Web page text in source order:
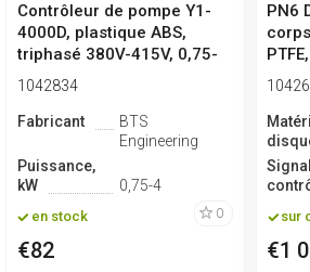
Contrôleur de pompe Y1-
4000D, plastique ABS,
triphasé 380V-415V, 0,75-
4kW
1042834
Fabricant
BTS
Engineering
Puissance,
kW
0,75-4
en stock 0
€82
PN6
sur
€1